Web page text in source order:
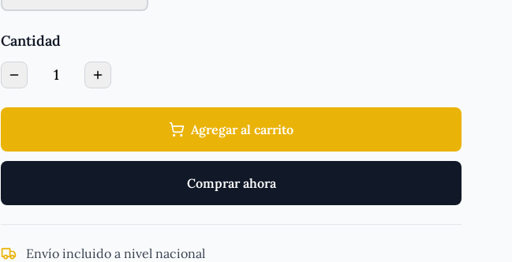
Cantidad
1
Agregar al carrito
Comprar ahora
Envío incluido a nivel nacional